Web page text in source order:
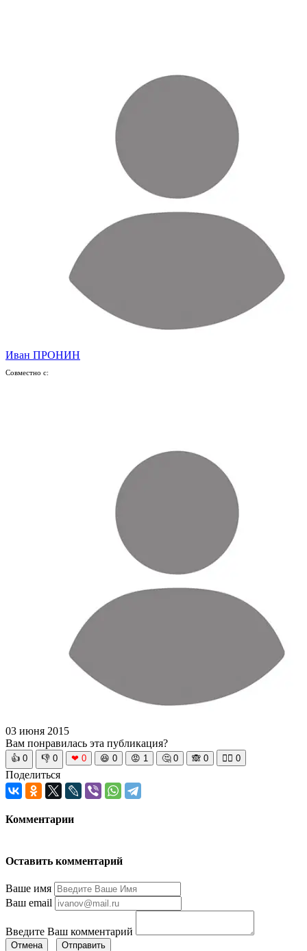
Иван ПРОНИН
Совместно с:
03 июня 2015
Вам понравилась эта публикация?
👍 0 👎 0 ❤ 0 😆 0 😡 1 🤔 0 🙈 0 🧘‍♀️ 0
Поделиться
Комментарии
Оставить комментарий
Ваше имя
Ваш email
Введите Ваш комментарий
Отмена Отправить